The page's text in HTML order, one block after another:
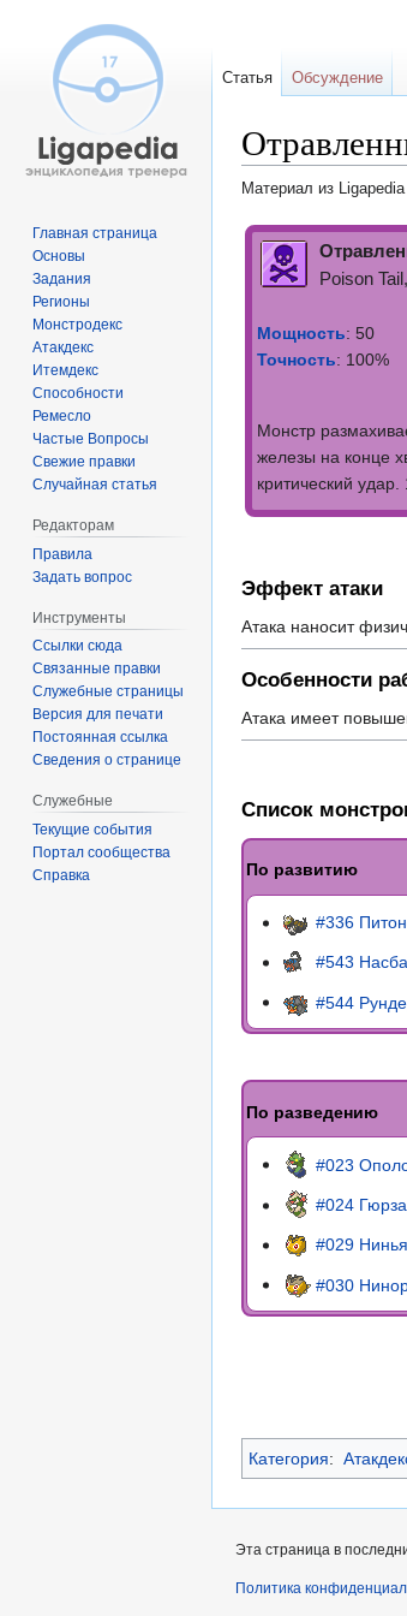
Материал из Ligapedia
Перейти
навигации
Перейти
поиску
Poison
Мощность: 50
Точность: 100%
Монстр
железы на конце
критический
Эффект атаки
Атака наносит
Особенности
Атака имеет
Список
По развитию
#336
#543
#544
По разведению
#023
#024
#029 Нинья
#030
Категория:
Статья Обсуждение
Главная страница
Основы
Задания
Регионы
Монстродекс
Атакдекс
Итемдекс
Способности
Ремесло
Частые Вопросы
Свежие правки
Случайная статья
Редакторам
Правила
Задать вопрос
Инструменты
Ссылки сюда
Связанные правки
Служебные страницы
Версия для печати
Постоянная ссылка
Сведения о странице
Служебные
Текущие события
Портал сообщества
Справка
Эта страница в
Политика